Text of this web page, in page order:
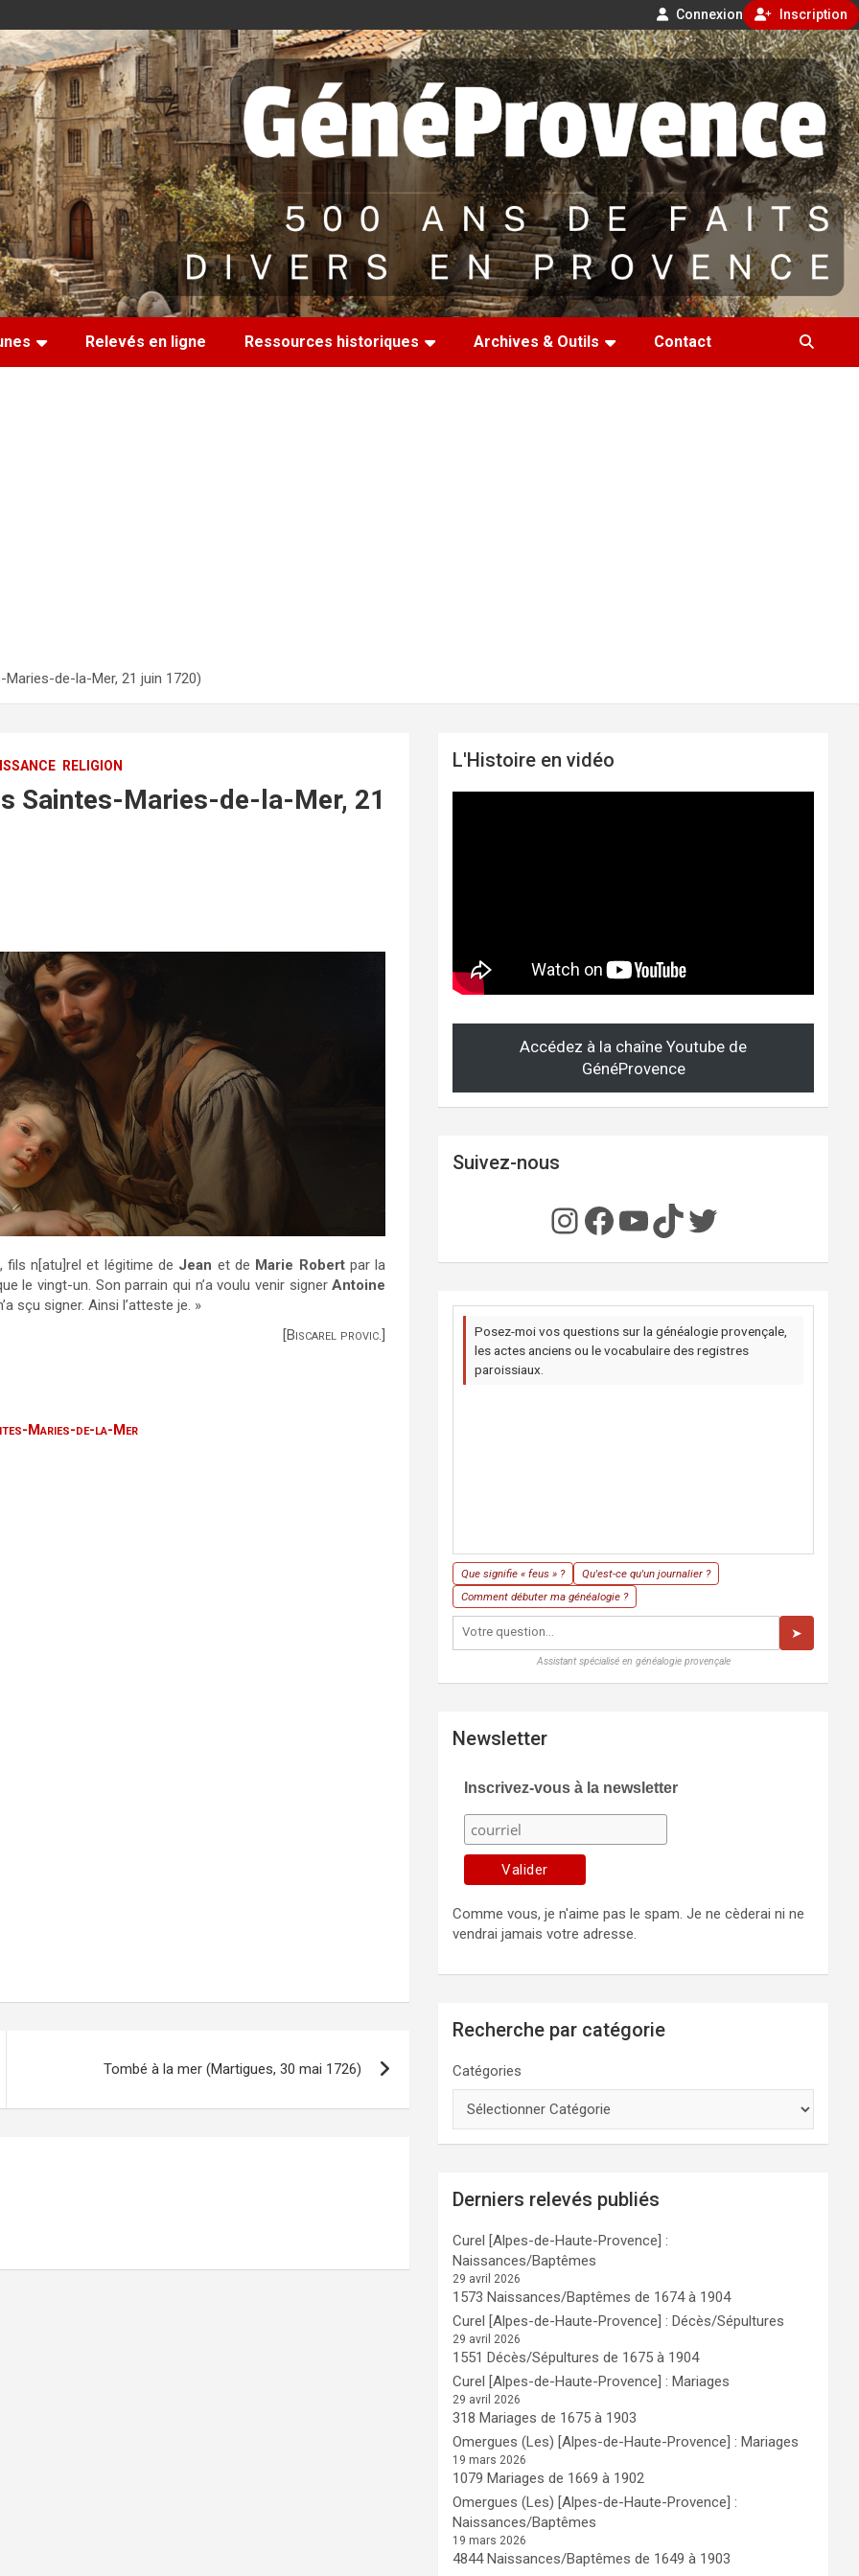
Connexion Inscription
Relevés en ligne Ressources historiques Archives & Outils Contact
de-la-Mer, 21 juin 1720)
RELIGION
Saintes-Maries-de-la-Mer, 21
, fils n[atu]rel et légitime de Jean et de Marie Robertpar la
le vingt-un. Son parrain qui n’a voulu venir signerAntoine
sçu signer. Ainsi l’atteste je. »
[Biscarel provic.]
Maries-de-la-Mer
Tombé à la mer (Martigues, 30 mai 1726)
L'Histoire en vidéo
Accédez à la chaîne Youtube de
GénéProvence
Suivez-nous
Instagram
Facebook
YouTube
TikTok
Twitter
Posez-moi vos questions sur la généalogie provençale,
les actes anciens ou le vocabulaire des registres
paroissiaux.
Que signifie « feus » ?
Qu'est-ce qu'un journalier ?
Comment débuter ma généalogie ?
➤
Assistant spécialisé en généalogie provençale
Newsletter
Inscrivez-vous à la newsletter
Comme vous, je n'aime pas le spam. Je ne cèderai ni ne
vendrai jamais votre adresse.
Recherche par catégorie
Catégories
Derniers relevés publiés
Curel [Alpes-de-Haute-Provence] :
Naissances/Baptêmes
29 avril 2026
1573 Naissances/Baptêmes de 1674 à 1904
Curel [Alpes-de-Haute-Provence] : Décès/Sépultures
29 avril 2026
1551 Décès/Sépultures de 1675 à 1904
Curel [Alpes-de-Haute-Provence] : Mariages
29 avril 2026
318 Mariages de 1675 à 1903
Omergues (Les) [Alpes-de-Haute-Provence] : Mariages
19 mars 2026
1079 Mariages de 1669 à 1902
Omergues (Les) [Alpes-de-Haute-Provence] :
Naissances/Baptêmes
19 mars 2026
4844 Naissances/Baptêmes de 1649 à 1903